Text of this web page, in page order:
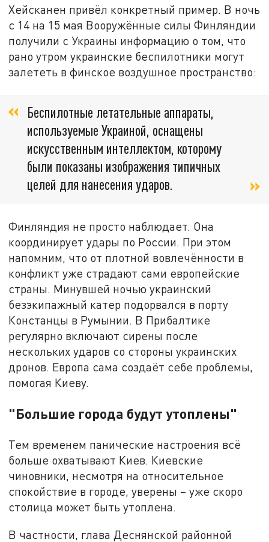
Хейсканен привёл конкретный пример. В ночь
с 14 на 15 мая Вооружённые силы Финляндии
получили с Украины информацию о том, что
рано утром украинские беспилотники могут
залететь в финское воздушное пространство:
Беспилотные летательные аппараты,
используемые Украиной, оснащены
искусственным интеллектом, которому
были показаны изображения типичных
целей для нанесения ударов.
Финляндия не просто наблюдает. Она
координирует удары по России. При этом
напомним, что от плотной вовлечённости в
конфликт уже страдают сами европейские
страны. Минувшей ночью украинский
безэкипажный катер подорвался в порту
Констанцы в Румынии. В Прибалтике
регулярно включают сирены после
нескольких ударов со стороны украинских
дронов. Европа сама создаёт себе проблемы,
помогая Киеву.
"Большие города будут утоплены"
Тем временем панические настроения всё
больше охватывают Киев. Киевские
чиновники, несмотря на относительное
спокойствие в городе, уверены – уже скоро
столица может быть утоплена.
В частности, глава Деснянской районной